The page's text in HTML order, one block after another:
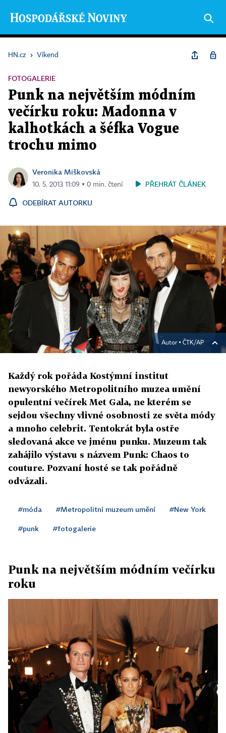
HN.cz › Víkend
FOTOGALERIE
Punk na největším módním
večírku roku: Madonna v
kalhotkách a šéfka Vogue
trochu mimo
Veronika Miškovská
10. 5. 2013 11:09 ▪ 0 min. čtení PŘEHRÁT ČLÁNEK
ODEBÍRAT AUTORKU
Autor ▪ ČTK/AP
Každý rok pořáda Kostýmní institut
newyorského Metropolitního muzea umění
opulentní večírek Met Gala, ne kterém se
sejdou všechny vlivné osobnosti ze světa módy
a mnoho celebrit. Tentokrát byla ostře
sledovaná akce ve jménu punku. Muzeum tak
zahájilo výstavu s názvem Punk: Chaos to
couture. Pozvaní hosté se tak pořádně
odvázali.
#móda #Metropolitní muzeum umění #New York
#punk #fotogalerie
Punk na největším módním večírku
roku